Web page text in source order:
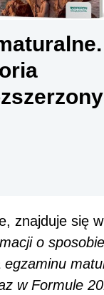
znajduje się
o
w Formule